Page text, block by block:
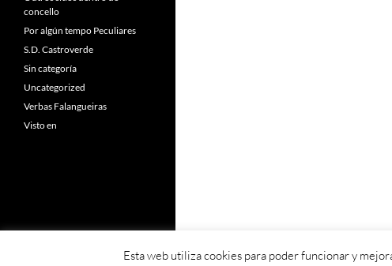
concello
Por algún tempo Peculiares
S.D. Castroverde
Sin categoría
Uncategorized
Verbas Falangueiras
Visto en
Esta web utiliza cookies para poder funcionar y